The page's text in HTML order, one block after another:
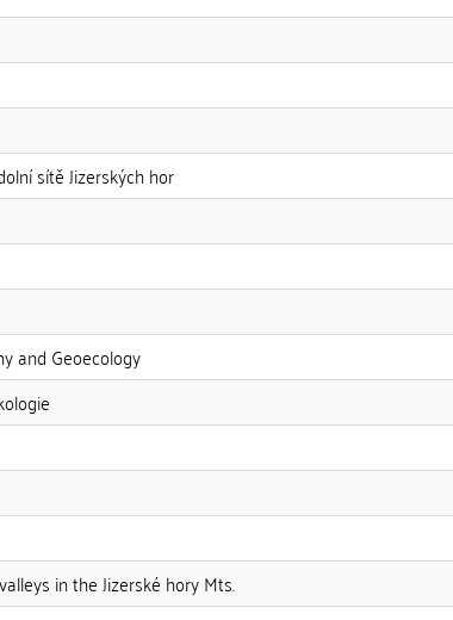
sítě Jizerských hor
and Geoecology
in the Jizerské hory Mts.